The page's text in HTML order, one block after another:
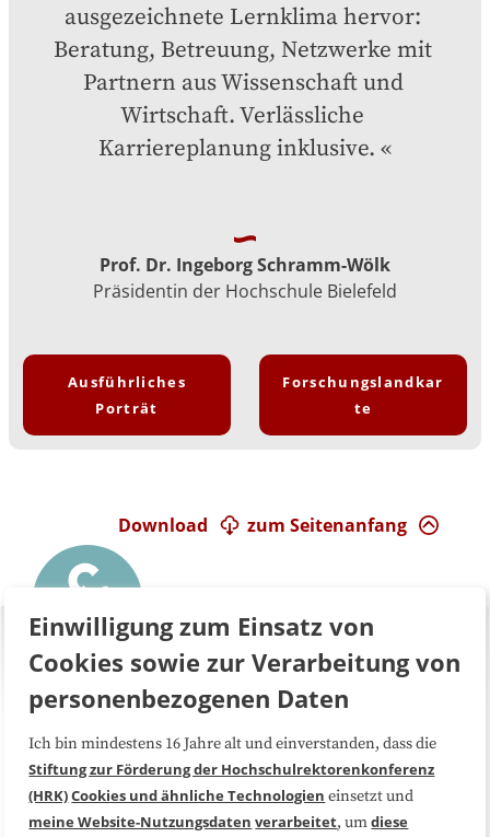
ausgezeichnete Lernklima hervor:
Beratung, Betreuung, Netzwerke mit
Partnern aus Wissenschaft und
Wirtschaft. Verlässliche
Karriereplanung inklusive.
Prof. Dr. Ingeborg Schramm-Wölk
Präsidentin der Hochschule Bielefeld
Ausführliches
Porträt
Forschungslandkar
te
zum Seitenanfang
Download
Über uns FAQ
Medienarbeit Kooperationen
Einwilligung zum Einsatz von
Cookies sowie zur Verarbeitung von
personenbezogenen Daten
Ich bin mindestens 16 Jahre alt und einverstanden, dass die
Stiftung zur Förderung der Hochschulrektorenkonferenz
(HRK)Cookies und ähnliche Technologien einsetzt und
meine Website-Nutzungsdaten verarbeitet, umdiese